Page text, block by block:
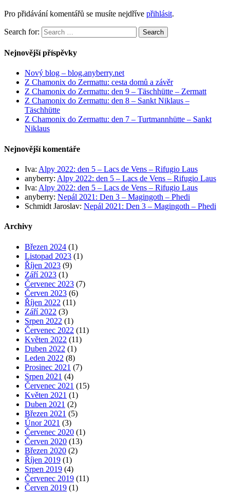
Pro přidávání komentářů se musíte nejdříve přihlásit.
Search for: Search
Nejnovější příspěvky
Nový blog – blog.anyberry.net
Z Chamonix do Zermattu: cesta domů a závěr
Z Chamonix do Zermattu: den 9 – Täschhütte – Zermatt
Z Chamonix do Zermattu: den 8 – Sankt Niklaus –
Täschhütte
Z Chamonix do Zermattu: den 7 – Turtmannhütte – Sankt
Niklaus
Nejnovější komentáře
Iva: Alpy 2022: den 5 – Lacs de Vens – Rifugio Laus
anyberry: Alpy 2022: den 5 – Lacs de Vens – Rifugio Laus
Iva: Alpy 2022: den 5 – Lacs de Vens – Rifugio Laus
anyberry: Nepál 2021: Den 3 – Magingoth – Phedi
Schmidt Jaroslav: Nepál 2021: Den 3 – Magingoth – Phedi
Archivy
Březen 2024 (1)
Listopad 2023 (1)
Říjen 2023 (9)
Září 2023 (1)
Červenec 2023 (7)
Červen 2023 (6)
Říjen 2022 (11)
Září 2022 (3)
Srpen 2022 (1)
Červenec 2022 (11)
Květen 2022 (11)
Duben 2022 (1)
Leden 2022 (8)
Prosinec 2021 (7)
Srpen 2021 (4)
Červenec 2021 (15)
Květen 2021 (1)
Duben 2021 (2)
Březen 2021 (5)
Únor 2021 (3)
Červenec 2020 (1)
Červen 2020 (13)
Březen 2020 (2)
Říjen 2019 (1)
Srpen 2019 (4)
Červenec 2019 (11)
Červen 2019 (1)